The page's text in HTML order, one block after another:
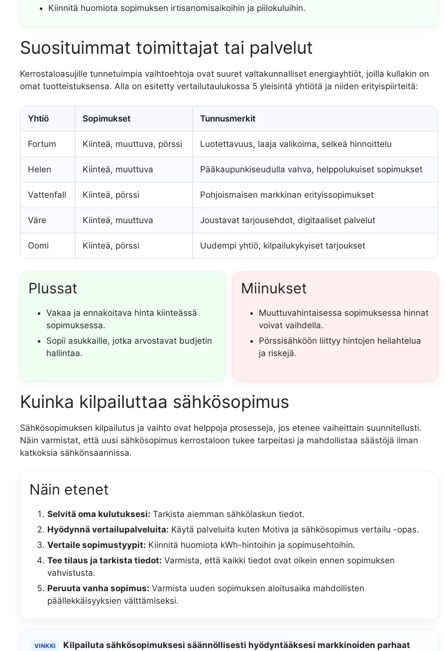
Kiinnitä huomiota sopimuksen irtisanomisaikoihin ja piilokuluihin.
Suosituimmat toimittajat tai palvelut
Kerrostaloasujille tunnetuimpia vaihtoehtoja ovat suuret valtakunnalliset energiayhtiöt, joilla kullakin on
omat tuotteistuksensa. Alla on esitetty vertailutaulukossa 5 yleisintä yhtiötä ja niiden erityispiirteitä:
Yhtiö Sopimukset Tunnusmerkit
Fortum Kiinteä, muuttuva, pörssi Luotettavuus, laaja valikoima, selkeä hinnoittelu
Helen Kiinteä, muuttuva Pääkaupunkiseudulla vahva, helppolukuiset sopimukset
Vattenfall Kiinteä, pörssi Pohjoismaisen markkinan erityissopimukset
Väre Kiinteä, muuttuva Joustavat tarjousehdot, digitaaliset palvelut
Oomi Kiinteä, pörssi Uudempi yhtiö, kilpailukykyiset tarjoukset
Plussat
Vakaa ja ennakoitava hinta kiinteässä
sopimuksessa.
Sopii asukkaille, jotka arvostavat budjetin
hallintaa.
Miinukset
Muuttuvahintaisessa sopimuksessa hinnat
voivat vaihdella.
Pörssisähköön liittyy hintojen heilahtelua
ja riskejä.
Kuinka kilpailuttaa sähkösopimus
Sähkösopimuksen kilpailutus ja vaihto ovat helppoja prosesseja, jos etenee vaiheittain suunnitellusti.
Näin varmistat, että uusi sähkösopimus kerrostaloon tukee tarpeitasi ja mahdollistaa säästöjä ilman
katkoksia sähkönsaannissa.
Näin etenet
Selvitä oma kulutuksesi: Tarkista aiemman sähkölaskun tiedot.
Hyödynnä vertailupalveluita: Käytä palveluita kuten Motiva ja sähkösopimus vertailu -opas.
Vertaile sopimustyypit: Kiinnitä huomiota kWh-hintoihin ja sopimusehtoihin.
Tee tilaus ja tarkista tiedot: Varmista, että kaikki tiedot ovat oikein ennen sopimuksen
vahvistusta.
Peruuta vanha sopimus: Varmista uuden sopimuksen aloitusaika mahdollisten
päällekkäisyyksien välttämiseksi.
VINKKI Kilpailuta sähkösopimuksesi säännöllisesti hyödyntääksesi markkinoiden parhaat